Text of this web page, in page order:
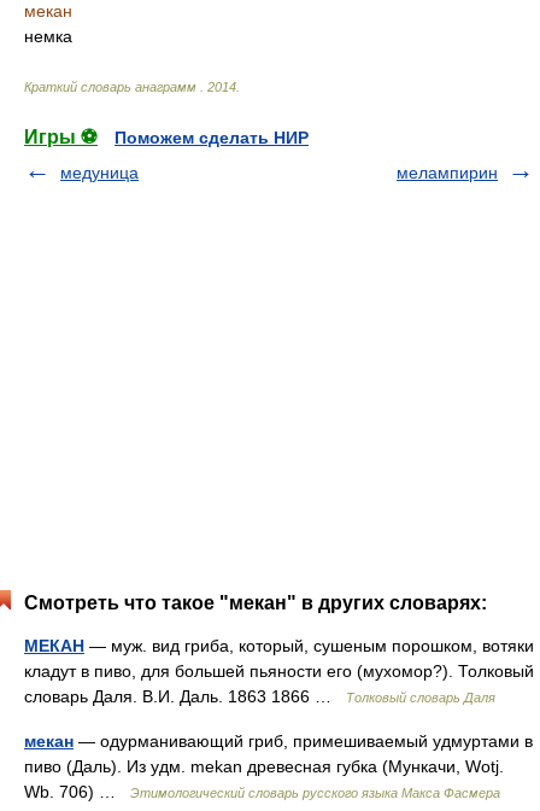
мекан
немка
Краткий словарь анаграмм 2014
Игры ⚽
Поможем сделать НИР
медуница
мелампирин
Смотреть что такое "мекан" в других словарях:
МЕКАН — муж. вид гриба, который, сушеным порошком, вотяки
кладут в пиво, для большей пьяности его (мухомор?). Толковый
словарь Даля. В.И. Даль. 1863 1866 …
Толковый словарь Даля
мекан — одурманивающий гриб, примешиваемый удмуртами в
пиво (Даль). Из удм. mеkаn древесная губка (Мункачи, Wotj.
Wb. 706) …
Этимологический словарь русского языка Макса Фасмера